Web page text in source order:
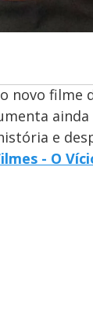
novo filme
e
- O